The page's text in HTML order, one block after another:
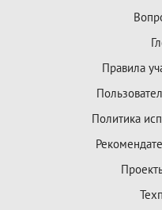
Правила
Политика